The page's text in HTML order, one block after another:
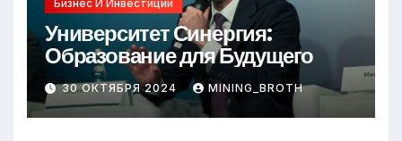
Бизнес И Инвестиции
Университет Синергия:
Образование для Будущего
30 ОКТЯБРЯ 2024 MINING_BROTH